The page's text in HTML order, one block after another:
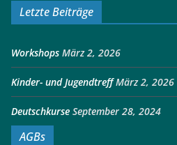
Letzte Beiträge
Workshops März 2, 2026
Kinder- und Jugendtreff März 2, 2026
Deutschkurse September 28, 2024
AGBs